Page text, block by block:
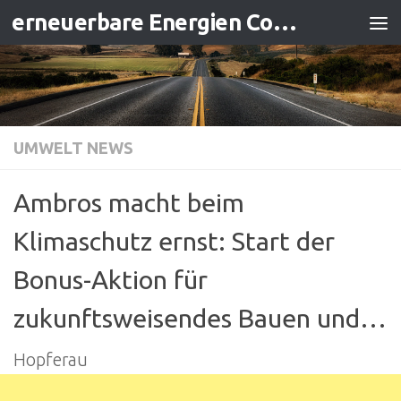
Zum Inhalt springen erneuerbare Energien Contracting
UMWELT NEWS
Ambros macht beim
Klimaschutz ernst: Start der
Bonus-Aktion für
zukunftsweisendes Bauen und…
Hopferau